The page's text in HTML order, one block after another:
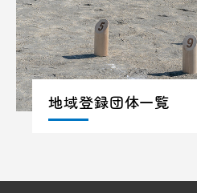
地域登録団体一覧